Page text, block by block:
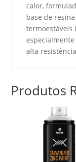
calor,
base de
termoestáveis
alta
Produtos